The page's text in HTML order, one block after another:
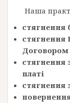
Наша
стягнення
стягнення
Договором
стягнення
платі
стягнення